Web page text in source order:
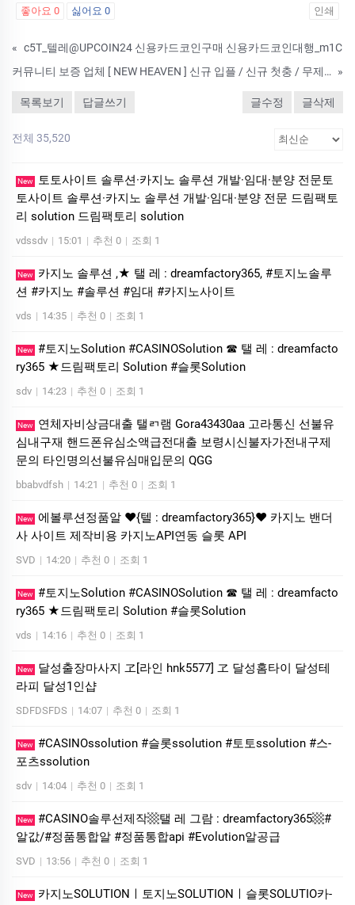
좋아요 0 싫어요 0 인쇄
« c5T_텔레@UPCOIN24 신용카드코인구매 신용카드코인대행_m1C
커뮤니티 보증 업체 [ NEW HEAVEN ] 신규 입플 / 신규 첫충 / 무제재 »
목록보기 답글쓰기 글수정 글삭제
전체 35,520
New
토토사이트 솔루션·카지노 솔루션 개발·임대·분양 전문토
토사이트 솔루션·카지노 솔루션 개발·임대·분양 전문 드림팩토
리 solution 드림팩토리 solution
vdssdv | 15:01 | 추천 0 | 조회 1
New
카지노 솔루션 ,★ 탤 레 : dreamfactory365, #토지노솔루
션 #카지노 #솔루션 #임대 #카지노사이트
vds | 14:35 | 추천 0 | 조회 1
New #토지노Solution #CASINOSolution ☎ 탤 레 : dreamfacto
ry365 ★드림팩토리 Solution #슬­롯Solution
sdv | 14:23 | 추천 0 | 조회 1
New
연체자비상금대출 탤ㄺ램 Gora43430aa 고라통신 선불유
심내구재 핸드폰유심소액급전대출 보령시신불자가전내구제
문의 타인명의선불유심매입문의 QGG
bbabvdfsh | 14:21 | 추천 0 | 조회 1
New 에볼루션정품알 ❤️{텔 : dreamfactory365}❤️ 카지노 밴더
사 사이트 제작비용 카지노API연동 슬롯 API
SVD | 14:20 | 추천 0 | 조회 1
New #토지노Solution #CASINOSolution ☎ 탤 레 : dreamfacto
ry365 ★드림팩토리 Solution #슬­롯Solution
vds | 14:16 | 추천 0 | 조회 1
New
달성출장마사지 ヱ[라인 hnk5577] ヱ 달성홈타이 달성테
라피 달성1인샵
SDFDSFDS | 14:07 | 추천 0 | 조회 1
New #CASINOssolution #슬­롯ssolution #토토ssolution #스­
포츠ssolution
sdv | 14:04 | 추천 0 | 조회 1
New #CASINO솔루선제작▩탤 레 그람 : dreamfactory365▩#
알값/#정품통합알 #정품통합api #Evolution알공급
SVD | 13:56 | 추천 0 | 조회 1
New
카­지노SOLUTIONㅣ토지노SOLUTIONㅣ슬롯SOLUTIO카­